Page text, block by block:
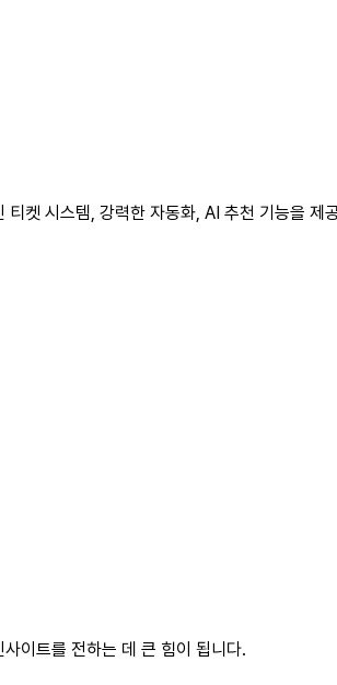
켓 시스템, 강력한 자동화, AI 추천 기능을 제
이트를 전하는 데 큰 힘이 됩니다.